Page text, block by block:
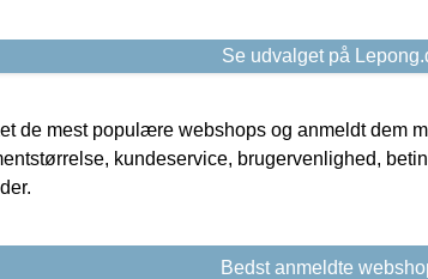
Se udvalget på
de mest populære webshops og anmeldt dem
kundeservice, brugervenlighed,
Bedst anmeldte